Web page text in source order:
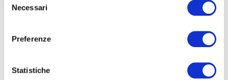
delNecessari
Preferenze
Statistiche
ai cetrioli, contiene citrullina
, un amminoacido che può migliorare
la circolazione sanguigna e favorire la salute cardiovascolare.
Pertanto la buccia, soprattutto la parte bianca, può essere
utilizzata in cucina per insalate o centrifugata per ottenere un